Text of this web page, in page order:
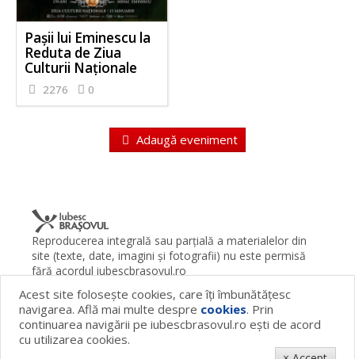
Pașii lui Eminescu la
Reduta de Ziua
Culturii Naționale
2276 0
Adaugă eveniment
Reproducerea integrală sau parţială a materialelor din
site (texte, date, imagini şi fotografii) nu este permisă
fără acordul iubescbrasovul.ro
Termeni şi condiţii
Contact Despre proiect
FAQ
Cookies
Publicitate
© 2026 iubescbrasovul.ro
Acest site foloseşte cookies, care îţi îmbunătăţesc
navigarea. Află mai multe despre cookies. Prin
continuarea navigării pe iubescbrasovul.ro eşti de acord
cu utilizarea cookies.